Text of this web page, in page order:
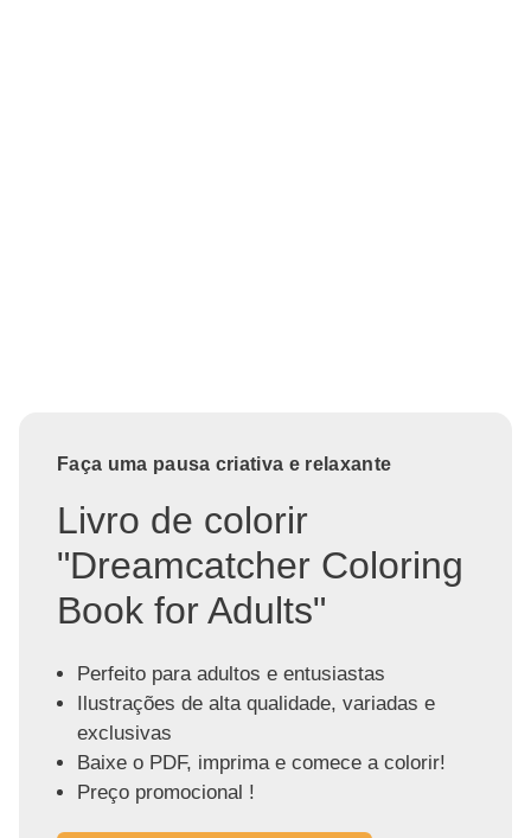
Faça uma pausa criativa e relaxante
Livro de colorir
"Dreamcatcher Coloring
Book for Adults"
Perfeito para adultos e entusiastas
Ilustrações de alta qualidade, variadas e
exclusivas
Baixe o PDF, imprima e comece a colorir!
Preço promocional !